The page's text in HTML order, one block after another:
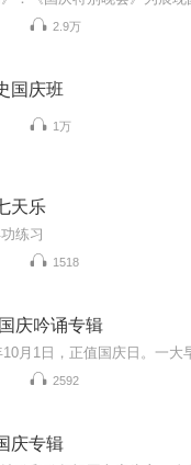
2.9万
国庆班
1万
天乐
练习
1518
庆吟诵专辑
2592
庆专辑